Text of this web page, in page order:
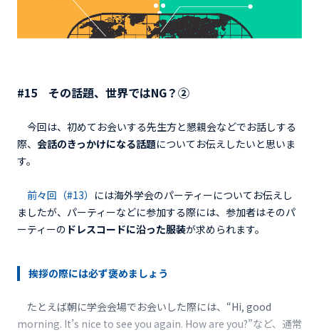
#15 その話題、世界ではNG？②
今回は、初めてお会いする先生方と懇親会などでお話しする
際、 会話のきっかけになる話題についてお伝えしたいと思いま
す。
前々回（#13） には海外学会のパーティーについてお伝えし
ましたが、パーティーなどに参加する際には、参加者はそのパ
ーティーの ドレスコードに沿った服装が求められます。
挨拶の際には必ず褒めましょう
たとえば朝に学会会場でお会いした際には、“Hi, good
morning. It’s nice to see you again. How are you?”など、通常